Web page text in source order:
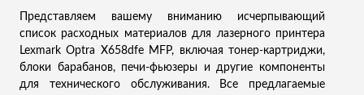
Представляем вашему вниманию исчерпывающий
список расходных материалов для лазерного принтера
Lexmark Optra X658dfe MFP, включая тонер-картриджи,
блоки барабанов, печи-фьюзеры и другие компоненты
для технического обслуживания. Все предлагаемые